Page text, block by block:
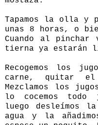
Tapamos la olla y
unas 8 horas, o
Cuando al
tierna ya estarán
Recogemos los
carne, quitar
Mezclamos los
lo cocemos todo
luego desleímos
agua y la